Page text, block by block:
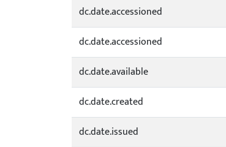
dc.date.accessioned
dc.date.accessioned
dc.date.available
dc.date.created
dc.date.issued